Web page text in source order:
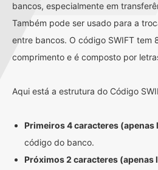
bancos, especialmente em
Também pode ser usado para a
entre bancos. O código SWIFT tem
comprimento e é composto por
Aqui está a estrutura do Código
Primeiros 4 caracteres (apenas
código do banco.
Próximos 2 caracteres (apenas